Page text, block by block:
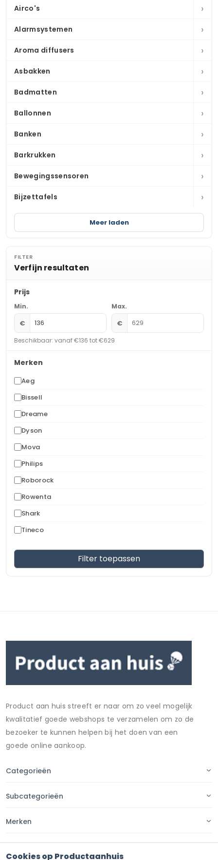
Airco's ›
Alarmsystemen ›
Aroma diffusers ›
Asbakken ›
Badmatten ›
Ballonnen ›
Banken ›
Barkrukken ›
Bewegingssensoren ›
Bijzettafels ›
Meer laden
FILTER
Verfijn resultaten
Prijs
Min.
€
Max.
€
Beschikbaar: vanaf €136 tot €629
Merken
Aeg
Bissell
Dreame
Dyson
Mova
Philips
Roborock
Rowenta
Shark
Tineco
Filter toepassen
Product aan huis streeft er naar om zo veel mogelijk
kwalitatief goede webshops te verzamelen om zo de
bezoeker te kunnen helpen bij het doen van een
goede online aankoop.
Categorieën
Subcategorieën
Merken
Cookies op Productaanhuis